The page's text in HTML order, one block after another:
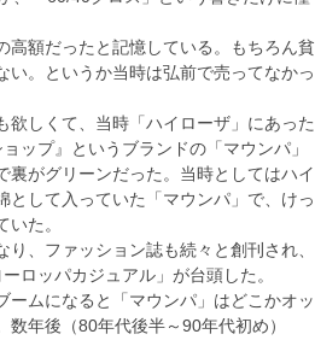
高額だったと記憶している。もちろん貧
い。というか当時は弘前で売ってなかっ
欲しくて、当時「ハイローザ」にあった
ップ』というブランドの「マウンパ」
裏がグリーンだった。当時としてはハイ
として入っていた「マウンパ」で、けっ
た。
、ファッション誌も続々と創刊され、
ロッパカジュアル」が台頭した。
ームになると「マウンパ」はどこかオッ
年後（80年代後半～90年代初め）